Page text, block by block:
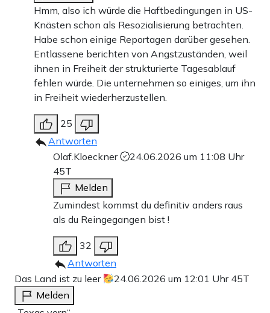
Hmm, also ich würde die Haftbedingungen in US-
Knästen schon als Resozialisierung betrachten.
Habe schon einige Reportagen darüber gesehen.
Entlassene berichten von Angstzuständen, weil
ihnen in Freiheit der strukturierte Tagesablauf
fehlen würde. Die unternehmen so einiges, um ihn
in Freiheit wiederherzustellen.
25
Antworten
Olaf.Kloeckner
24.06.2026 um 11:08 Uhr
45T
Melden
Zumindest kommst du definitiv anders raus
als du Reingegangen bist !
32
Antworten
Das Land ist zu leer
24.06.2026 um 12:01 Uhr 45T
Melden